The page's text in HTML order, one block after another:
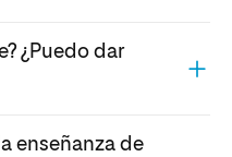
¿Puedo dar
enseñanza de